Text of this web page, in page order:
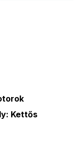
Kettős